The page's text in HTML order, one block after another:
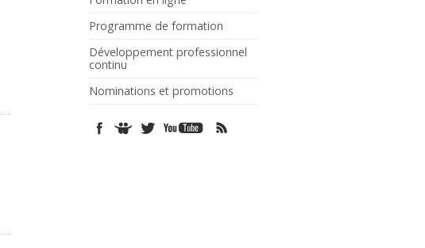
Programme de formation
Développement professionnel
continu
Nominations et promotions